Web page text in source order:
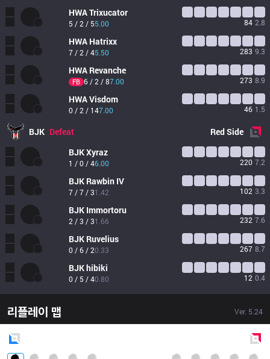
HWATrixucator
5 / 2 / 55.00 84 2.8
HWA Hatrixx
7 / 2 / 45.50 283 9.3
HWA Revanche
FB 6 / 2 / 87.00 273 8.9
HWAVisdom
0 / 2 / 147.00 46 1.5
BJK Defeat RedSide
BJKXyraz
1 / 0 / 46.00 220 7.2
BJK Rawbin IV
7 / 7 / 31.42 102 3.3
BJK Immortoru
2 / 3 / 31.66 232 7.6
BJK Ruvelius
0 / 6 / 20.33 267 8.7
BJKhibiki
0 / 5 / 40.80 12 0.4
리플레이 맵 Ver. 5.24